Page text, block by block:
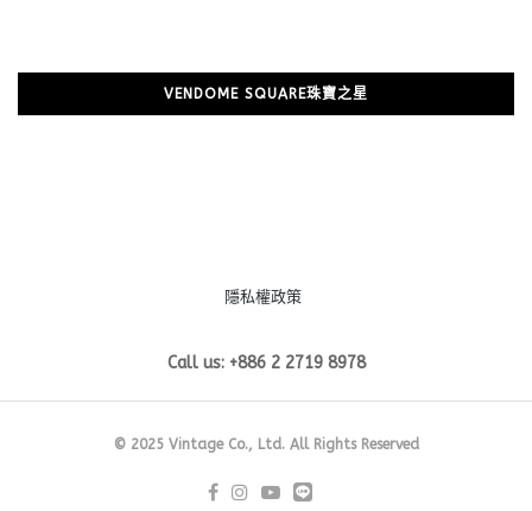
VENDOME SQUARE珠寶之星
隱私權政策
Call us: +886 2 2719 8978
© 2025 Vintage Co., Ltd. All Rights Reserved